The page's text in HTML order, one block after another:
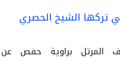
تركها الشيخ الحصري
المرتل براوية حفص